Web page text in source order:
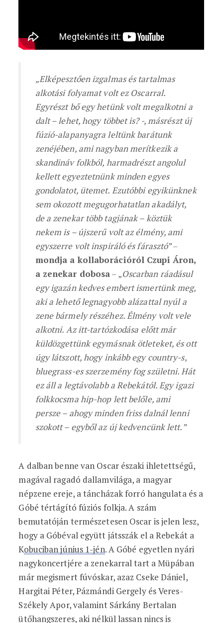
„Elképesztően izgalmas és tartalmas
alkotási folyamat volt ez Oscarral.
Egyrészt bő egy hetünk volt megalkotni a
dalt – lehet, hogy többet is? -, másrészt új
fúzió-alapanyagra leltünk barátunk
zenéjében, ami nagyban merítkezik a
skandináv folkból, harmadrészt angolul
kellett egyeztetnünk minden egyes
gondolatot, ütemet. Ezutóbbi egyikünknek
sem okozott megugorhatatlan akadályt,
de a zenekar több tagjának – köztük
nekem is – újszerű volt az élmény, ami
egyszerre volt inspiráló és fárasztó”–
mondja a kollaborációról Czupi Áron,
a zenekar dobosa– „Oscarban ráadásul
egy igazán kedves embert ismertünk meg,
aki a lehető legnagyobb alázattal nyúl a
zene bármely részéhez. Élmény volt vele
alkotni. Az itt-tartózkodása előtt már
küldözgettünk egymásnak ötleteket, és ott
úgy látszott, hogy inkább egy country-s,
bluegrass-es szerzemény fog születni. Hát
ez áll a legtávolabb a Rebekától. Egy igazi
folkkocsma hip-hop lett belőle, ami
persze – ahogy minden friss dalnál lenni
szokott – egyből az új kedvencünk lett.”
A dalban benne van Oscar északi ihletettségű,
magával ragadó dallamvilága, a magyar
népzene ereje, a táncházak forró hangulata és a
Góbé tértágító fúziós folkja. A szám
bemutatóján természetesen Oscar is jelen lesz,
hogy a Góbéval együtt játsszák el a Rebekát a
Kobuciban június 1-jén. A Góbé egyetlen nyári
nagykoncertjére a zenekarral tart a Müpában
már megismert fúvóskar, azaz Cseke Dániel,
Hargitai Péter, Pázmándi Gergely és Veres-
Székely Apor, valamint Sárkány Bertalan
ütőhangszeres, aki nélkül lassan nincs is